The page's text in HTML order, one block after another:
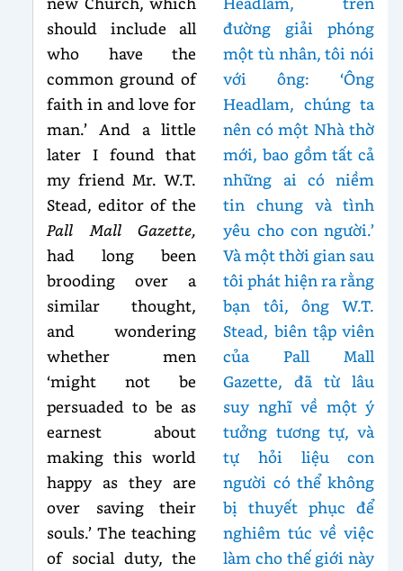
should include all
who have the
common ground of
faith in and love for
man.’ And a little
later I found that
my friend Mr. W.T.
Stead, editor of the
Pall Mall Gazette,
had long been
brooding over a
similar thought,
and wondering
whether men
‘might not be
persuaded to be as
earnest about
making this world
happy as they are
over saving their
souls.’ The teaching
of social duty, the
đường giải phóng
một tù nhân, tôi nói
với ông: ‘Ông
Headlam, chúng ta
nên có một Nhà thờ
mới, bao gồm tất cả
những ai có niềm
tin chung và tình
yêu cho con người.’
Và một thời gian sau
tôi phát hiện ra rằng
bạn tôi, ông W.T.
Stead, biên tập viên
của Pall Mall
Gazette, đã từ lâu
suy nghĩ về một ý
tưởng tương tự, và
tự hỏi liệu con
người có thể không
bị thuyết phục để
nghiêm túc về việc
làm cho thế giới này